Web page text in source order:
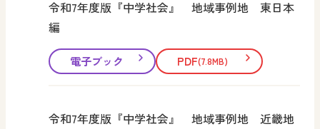
令和7年度版『中学社会』 地域事例地 東日本
編
電子ブック PDF(7.8MB)
令和7年度版『中学社会』 地域事例地 近畿地